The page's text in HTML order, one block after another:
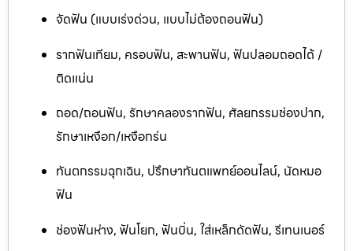
จัดฟัน (แบบเร่งด่วน, แบบไม่ต้องถอนฟัน)
รากฟันเทียม, ครอบฟัน, สะพานฟัน, ฟันปลอมถอดได้ /
ติดแน่น
ถอด/ถอนฟัน, รักษาคลองรากฟัน, ศัลยกรรมช่องปาก,
รักษาเหงือก/เหงือกร่น
ทันตกรรมฉุกเฉิน, ปรึกษาทันตแพทย์ออนไลน์, นัดหมอ
ฟัน
ช่องฟันห่าง, ฟันโยก, ฟันบิ่น, ใส่เหล็กดัดฟัน, รีเทนเนอร์